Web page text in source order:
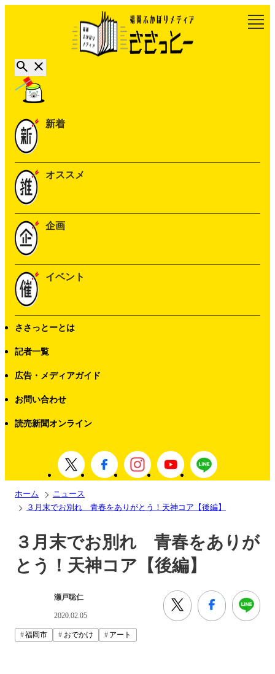
新着
オススメ
企画
イベント
ささっとーとは
記者一覧
広告・メディアガイド
お問い合わせ
読売新聞オンライン
ホーム
ニュース
３月末でお別れ 青春をありがとう！天神コア【後編】
３月末でお別れ 青春をありが
とう！天神コア【後編】
瀬戸聡仁
2020.02.05
福岡市 おでかけ アート